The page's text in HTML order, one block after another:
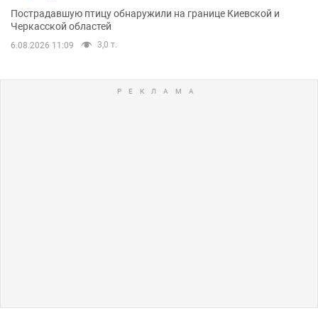
Пострадавшую птицу обнаружили на границе Киевской и
Черкасской областей
6.08.2026 11:09 3,0 т.